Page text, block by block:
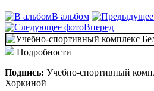
В альбом
Вперед
Подробности
Подпись: Учебно-спортивный
Хоркиной